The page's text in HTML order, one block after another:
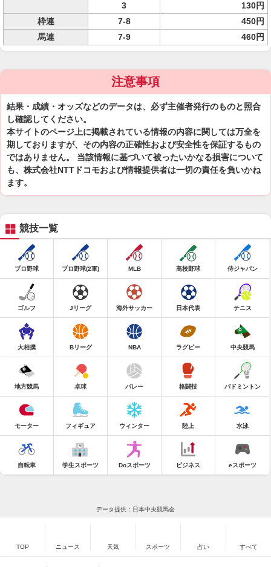
3
130円
枠連
7-8
450円
馬連
7-9 460円
注意事項
結果・成績・オッズなどのデータは、必ず主催者発行のものと照合
し確認してください。
本サイトのページ上に掲載されている情報の内容に関しては万全を
期しておりますが、その内容の正確性および安全性を保証するもの
ではありません。 当該情報に基づいて被ったいかなる損害について
も、株式会社NTTドコモおよび情報提供者は一切の責任を負いかね
ます。
競技一覧
プロ野球 プロ野球(2軍) MLB 高校野球 侍ジャパン
ゴルフ Jリーグ 海外サッカー 日本代表 テニス
大相撲 Bリーグ NBA ラグビー 中央競馬
地方競馬 卓球 バレー 格闘技 バドミントン
モーター フィギュア ウィンター 陸上 水泳
自転車 学生スポーツ Doスポーツ ビジネス eスポーツ
データ提供：日本中央競馬会
TOP ニュース 天気 スポーツ 占い すべて